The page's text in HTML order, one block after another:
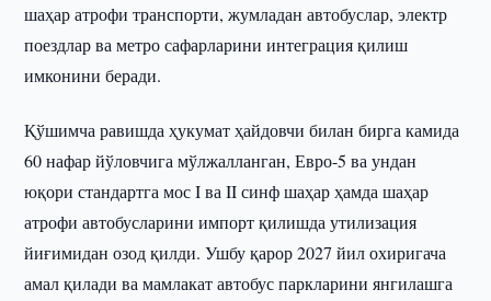
шаҳар атрофи транспорти, жумладан автобуслар, электр
поездлар ва метро сафарларини интеграция қилиш
имконини беради.
Қўшимча равишда ҳукумат ҳайдовчи билан бирга камида
60 нафар йўловчига мўлжалланган, Евро-5 ва ундан
юқори стандартга мос I ва II синф шаҳар ҳамда шаҳар
атрофи автобусларини импорт қилишда утилизация
йиғимидан озод қилди. Ушбу қарор 2027 йил охиригача
амал қилади ва мамлакат автобус паркларини янгилашга